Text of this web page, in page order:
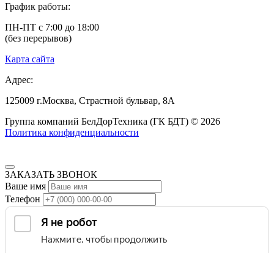
График работы:
ПН-ПТ с 7:00 до 18:00
(без перерывов)
Карта сайта
Адрес:
125009 г.Москва, Страстной бульвар, 8А
Группа компаний БелДорТехника (ГК БДТ) © 2026
Политика конфиденциальности
ЗАКАЗАТЬ ЗВОНОК
Ваше имя
Телефон